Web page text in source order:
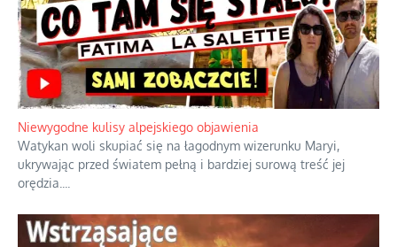
Niewygodne kulisy alpejskiego objawienia
Watykan woli skupiać się na łagodnym wizerunku Maryi,
ukrywając przed światem pełną i bardziej surową treść jej
orędzia.